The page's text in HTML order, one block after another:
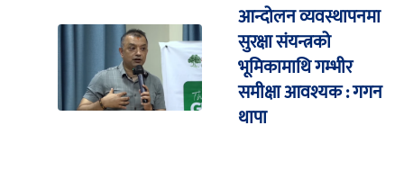
आन्दोलन व्यवस्थापनमा
सुरक्षा संयन्त्रको
भूमिकामाथि गम्भीर
समीक्षा आवश्यक : गगन
थापा